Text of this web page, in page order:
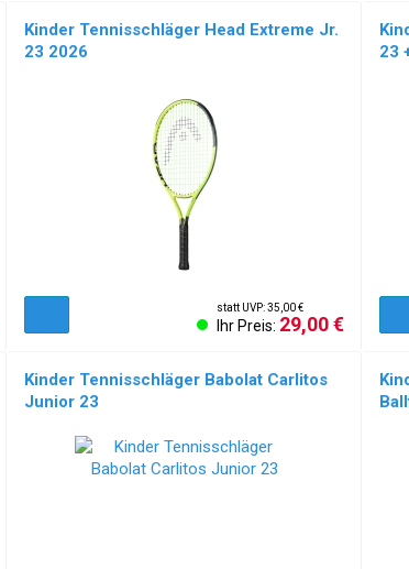
Kinder Tennisschläger Head Extreme Jr.
23 2026
statt UVP: 35,00 €
Ihr Preis: 29,00 €
23
Kinder Tennisschläger Babolat Carlitos
Junior 23